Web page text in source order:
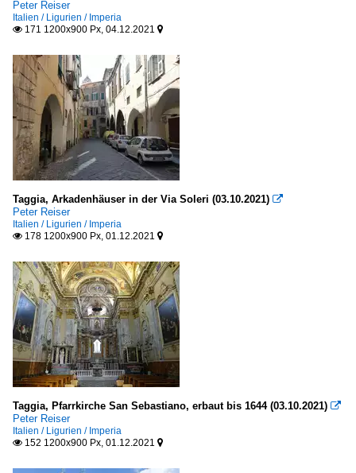
Peter Reiser
Italien / Ligurien / Imperia
 171 1200x900 Px, 04.12.2021 
Taggia, Arkadenhäuser in der Via Soleri (03.10.2021) 
Peter Reiser
Italien / Ligurien / Imperia
 178 1200x900 Px, 01.12.2021 
Taggia, Pfarrkirche San Sebastiano, erbaut bis 1644 (03.10.2021) 
Peter Reiser
Italien / Ligurien / Imperia
 152 1200x900 Px, 01.12.2021 